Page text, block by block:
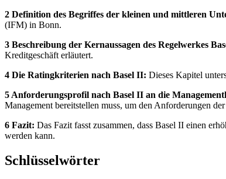
2 Definition des Begriffes der kleinen und mittleren
(IFM) in Bonn.
3 Beschreibung der Kernaussagen des Regelwerkes
Kreditgeschäft erläutert.
4 Die Ratingkriterien nach Basel II: Dieses Kapitel
5 Anforderungsprofil nach Basel II an die
Management bereitstellen muss, um den Anforderungen
6 Fazit: Das Fazit fasst zusammen, dass Basel II einen
werden kann.
Schlüsselwörter